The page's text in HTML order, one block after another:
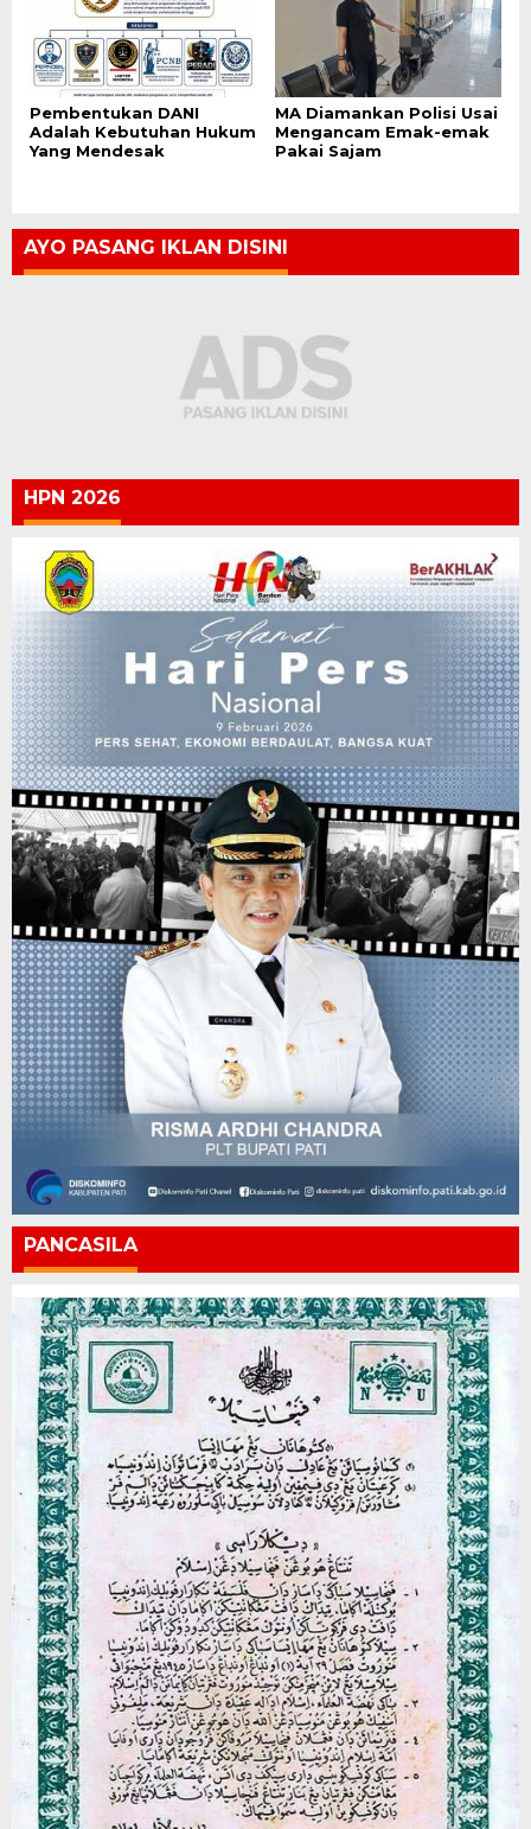
Pembentukan DANI
Adalah Kebutuhan Hukum
Yang Mendesak
MA Diamankan Polisi Usai
Mengancam Emak-emak
Pakai Sajam
AYO PASANG IKLAN DISINI
HPN 2026
PANCASILA